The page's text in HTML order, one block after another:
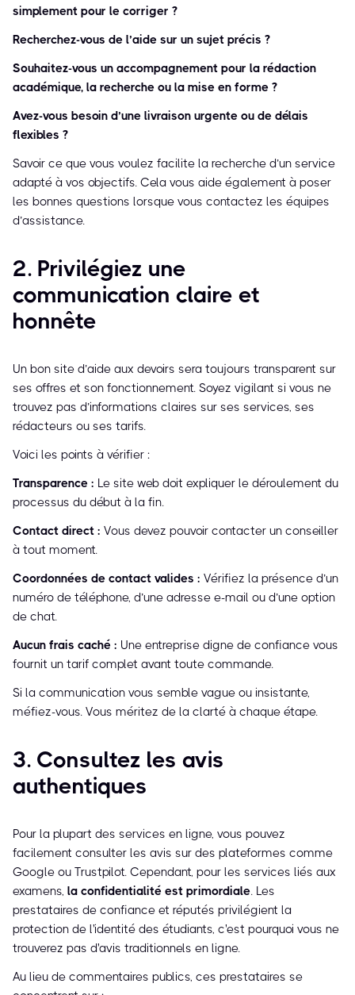
simplement pour le corriger ?
Recherchez-vous de l’aide sur un sujet précis ?
Souhaitez-vous un accompagnement pour la rédaction
académique, la recherche ou la mise en forme ?
Avez-vous besoin d’une livraison urgente ou de délais
flexibles ?
Savoir ce que vous voulez facilite la recherche d’un service
adapté à vos objectifs. Cela vous aide également à poser
les bonnes questions lorsque vous contactez les équipes
d’assistance.
2. Privilégiez une
communication claire et
honnête
Un bon site d’aide aux devoirs sera toujours transparent sur
ses offres et son fonctionnement. Soyez vigilant si vous ne
trouvez pas d’informations claires sur ses services, ses
rédacteurs ou ses tarifs.
Voici les points à vérifier :
Transparence : Le site web doit expliquer le déroulement du
processus du début à la fin.
Contact direct : Vous devez pouvoir contacter un conseiller
à tout moment.
Coordonnées de contact valides : Vérifiez la présence d’un
numéro de téléphone, d’une adresse e-mail ou d’une option
de chat.
Aucun frais caché : Une entreprise digne de confiance vous
fournit un tarif complet avant toute commande.
Si la communication vous semble vague ou insistante,
méfiez-vous. Vous méritez de la clarté à chaque étape.
3. Consultez les avis
authentiques
Pour la plupart des services en ligne, vous pouvez
facilement consulter les avis sur des plateformes comme
Google ou Trustpilot. Cependant, pour les services liés aux
examens, la confidentialité est primordiale. Les
prestataires de confiance et réputés privilégient la
protection de l'identité des étudiants, c'est pourquoi vous ne
trouverez pas d'avis traditionnels en ligne.
Au lieu de commentaires publics, ces prestataires se